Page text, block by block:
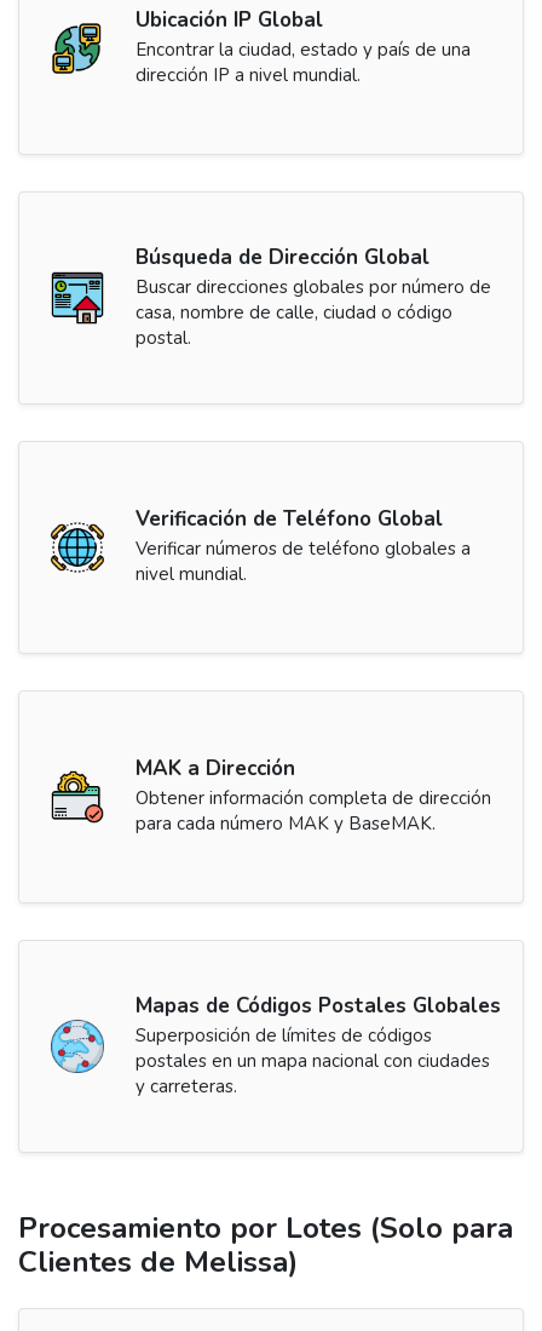
Ubicación IP Global
Encontrar la ciudad, estado y país de una
dirección IP a nivel mundial.
Búsqueda de Dirección Global
Buscar direcciones globales por número de
casa, nombre de calle, ciudad o código
postal.
Verificación de Teléfono Global
Verificar números de teléfono globales a
nivel mundial.
MAK a Dirección
Obtener información completa de dirección
para cada número MAK y BaseMAK.
Mapas de Códigos Postales Globales
Superposición de límites de códigos
postales en un mapa nacional con ciudades
y carreteras.
Procesamiento por Lotes (Solo para
Clientes de Melissa)